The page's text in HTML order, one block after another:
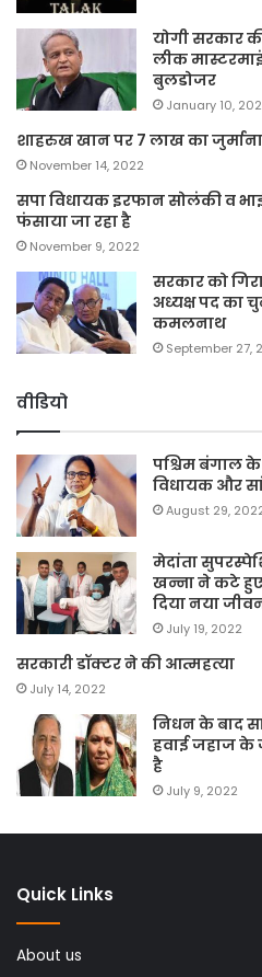
योगी सरकार
लीक
बुलडोजर
January 10,
शाहरुख खान पर 7 लाख का
November 14, 2022
सपा विधायक इरफान सोलंकी व
फंसाया जा रहा है
November 9, 2022
सरकार को
अध्यक्ष पद का
कमलनाथ
September 27,
वीडियो
पश्चिम बंगाल
विधायक और
August 29,
मेदांता
खन्ना ने कटे
दिया नया
July 19, 2022
सरकारी डॉक्टर ने की आत्महत्या
July 14, 2022
निधन के बाद
हवाई जहाज के
है
July 9, 2022
Quick Links
About us